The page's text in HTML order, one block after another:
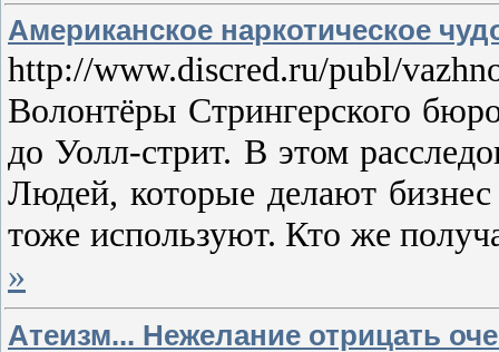
Американское наркотическое
http://www.discred.ru/publ/
Волонтёры Стрингерского
до Уолл-стрит. В этом
Людей, которые делают
тоже используют. Кто же
»
Атеизм... Нежелание отрицать